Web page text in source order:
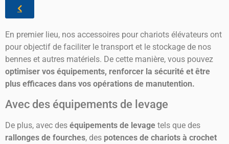
En premier lieu, nos accessoires pour chariots élévateurs ont
pour objectif de faciliter le transport et le stockage de nos
bennes et autres matériels. De cette manière, vous pouvez
optimiser vos équipements, renforcer la sécurité et être
plus efficaces dans vos opérations de manutention.
Avec des équipements de levage
De plus, avec des équipements de levage tels que des
rallonges de fourches, des potences de chariots à crochet